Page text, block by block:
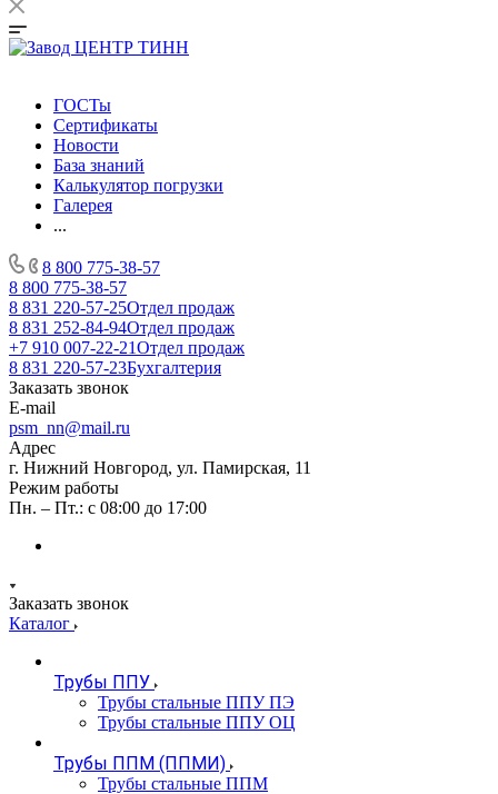
ГОСТы
Сертификаты
Новости
База знаний
Калькулятор погрузки
Галерея
...
8 800 775-38-57
8 800 775-38-57
8 831 220-57-25Отдел продаж
8 831 252-84-94Отдел продаж
+7 910 007-22-21Отдел продаж
8 831 220-57-23Бухгалтерия
Заказать звонок
E-mail
psm_nn@mail.ru
Адрес
г. Нижний Новгород, ул. Памирская, 11
Режим работы
Пн. – Пт.: с 08:00 до 17:00
Заказать звонок
Каталог
Трубы ППУ
Трубы стальные ППУ ПЭ
Трубы стальные ППУ ОЦ
Трубы ППМ (ППМИ)
Трубы стальные ППМ